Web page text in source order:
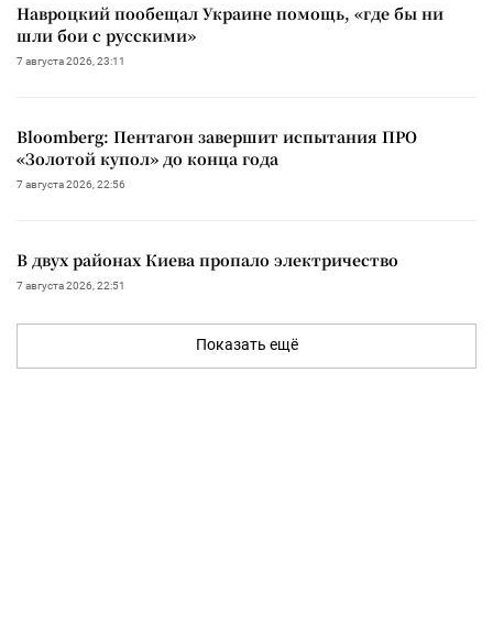
Навроцкий пообещал Украине помощь, «где бы ни
шли бои с русскими»
7 августа 2026, 23:11
Bloomberg: Пентагон завершит испытания ПРО
«Золотой купол» до конца года
7 августа 2026, 22:56
В двух районах Киева пропало электричество
7 августа 2026, 22:51
Показать ещё